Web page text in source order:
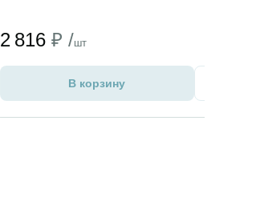
2 816 ₽ /шт
В корзину